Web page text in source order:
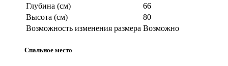
Глубина (см)
66
Высота (см)
80
Возможность изменения размера Возможно
Спальное место